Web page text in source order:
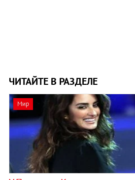
ЧИТАЙТЕ В РАЗДЕЛЕ
Мир